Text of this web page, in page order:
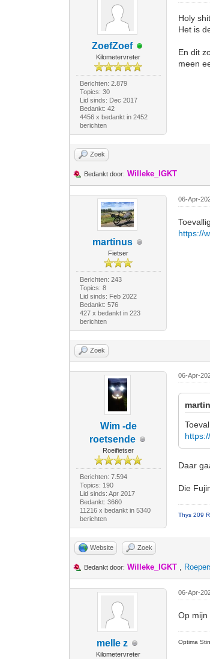
ZoefZoef
Kilometervreter
Berichten: 2.879
Topics: 30
Lid sinds: Dec 2017
Bedankt: 42
4456 x bedankt in 2452
berichten
Holy
Het is
En dit
meen
Zoek
Bedankt door: Willeke_IGKT
martinus
Fietser
Berichten: 243
Topics: 8
Lid sinds: Feb 2022
Bedankt: 576
427 x bedankt in 223
berichten
06-Apr-
https://
Zoek
Wim -de
roetsende
Roeifietser
Berichten: 7.594
Topics: 190
Lid sinds: Apr 2017
Bedankt: 3660
11216 x bedankt in 5340
berichten
06-Apr-
Daar
Die
Thys 209
Website Zoek
Bedankt door: Willeke_IGKT ,
melle z
Kilometervreter
06-Apr-
Op mijn
Optima